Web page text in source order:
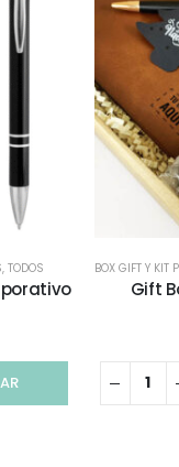
, TODOS BOX GIFT Y KIT
Gift